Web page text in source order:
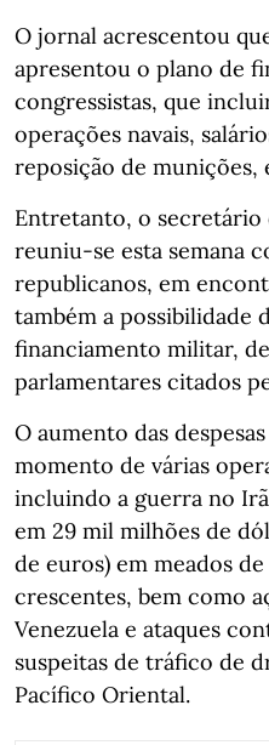
O jornal acrescentou
apresentou o plano de
congressistas, que
operações navais,
reposição de
Entretanto, o secretário
reuniu-se esta semana
republicanos, em
também a possibilidade
financiamento militar,
parlamentares citados
O aumento das
momento de várias
incluindo a guerra no
em 29 mil milhões de
de euros) em meados
crescentes, bem como
Venezuela e ataques
suspeitas de tráfico de
Pacífico Oriental.